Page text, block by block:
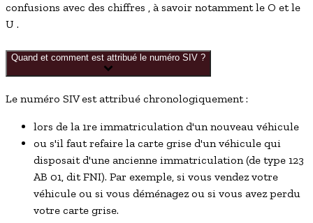
confusions avec des chiffres , à savoir notamment le O et le
U .
Quand et comment est attribué le numéro SIV ?
Le numéro SIV est attribué chronologiquement :
lors de la 1re immatriculation d'un nouveau véhicule
ou s'il faut refaire la carte grise d'un véhicule qui
disposait d'une ancienne immatriculation (de type 123
AB 01, ditFNI). Par exemple, si vous vendez votre
véhicule ou si vous déménagez ou si vous avez perdu
votre carte grise.